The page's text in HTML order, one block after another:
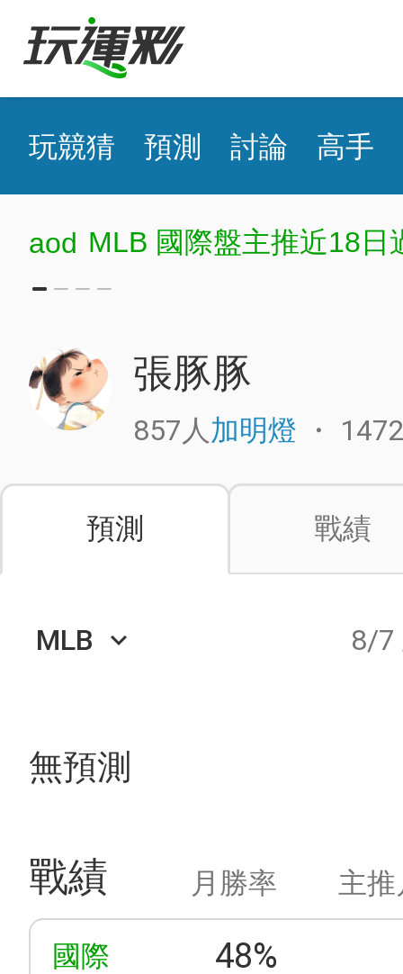
玩競猜 預測 討論 高手
aod MLB 國際盤主推近18日
張豚豚
857人加明燈 ・
預測 戰績
MLB keyboard_arrow_down 8/7
無預測
戰績 月勝率 主
國際 48%